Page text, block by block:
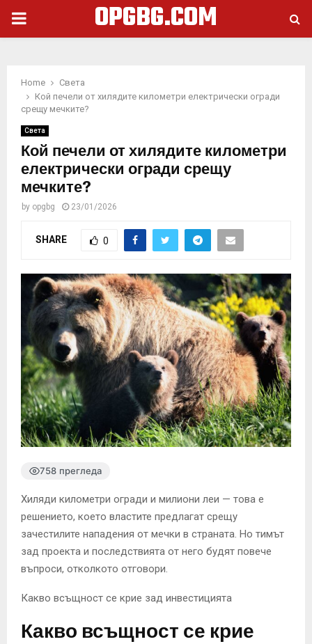
PRIMARY
OPGBG.COM
Home
Света
Кой печели от хилядите километри електрически огради
срещу мечките?
Света
Кой печели от хилядите километри
електрически огради срещу
мечките?
by opgbg 23/01/2026
SHARE 0
758 прегледа
Хиляди километри огради и милиони леи — това е
решението, което властите предлагат срещу
зачестилите нападения от мечки в страната. Но тимът
зад проекта и последствията от него будят повече
въпроси, отколкото отговори.
Какво всъщност се крие зад инвестицията
Какво всъщност се крие